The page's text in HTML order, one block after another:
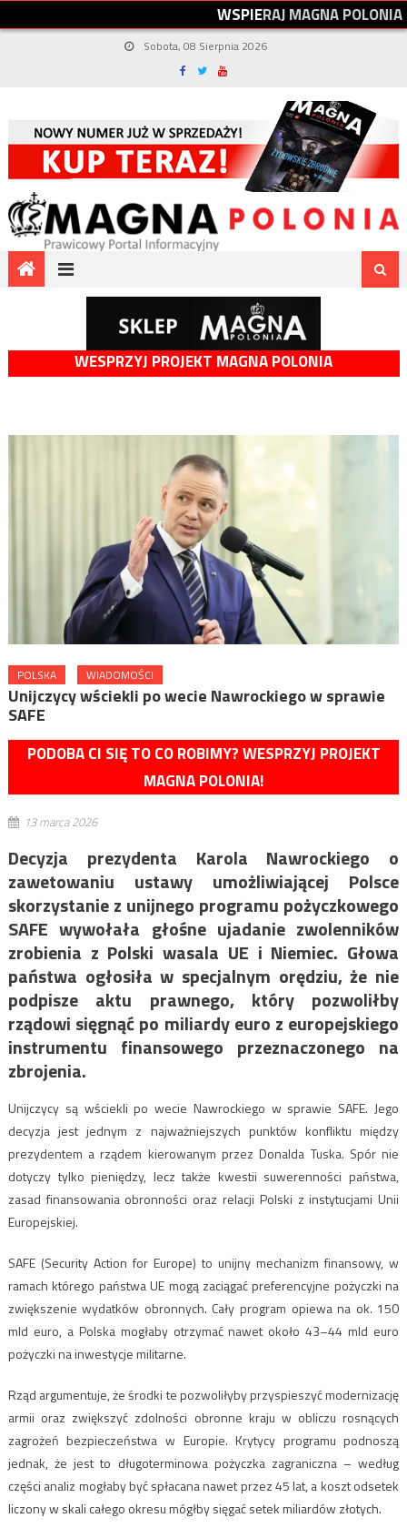
WSPIERAJMAGNAPOLONIA
Sobota, 08 Sierpnia 2026
WESPRZYJ PROJEKT MAGNA POLONIA
POLSKA WIADOMOŚCI
Unijczycy wściekli po wecie Nawrockiego w sprawie
SAFE
PODOBA CI SIĘ TO CO ROBIMY? WESPRZYJ PROJEKT
MAGNA POLONIA!
13 marca 2026
Decyzja prezydenta Karola Nawrockiego o
zawetowaniu ustawy umożliwiającej Polsce
skorzystanie z unijnego programu pożyczkowego
SAFE wywołała głośne ujadanie zwolenników
zrobienia z Polski wasala UE i Niemiec. Głowa
państwa ogłosiła w specjalnym orędziu, że nie
podpisze aktu prawnego, który pozwoliłby
rządowi sięgnąć po miliardy euro z europejskiego
instrumentu finansowego przeznaczonego na
zbrojenia.
Unijczycy są wściekli po wecie Nawrockiego w sprawie SAFE. Jego
decyzja jest jednym z najważniejszych punktów konfliktu między
prezydentem a rządem kierowanym przezDonalda Tuska. Spór nie
dotyczy tylko pieniędzy, lecz także kwestii suwerenności państwa,
zasad finansowania obronności oraz relacji Polski z instytucjami Unii
Europejskiej.
SAFE (Security Action for Europe) to unijny mechanizm finansowy, w
ramach którego państwa UE mogą zaciągać preferencyjne pożyczki na
zwiększenie wydatków obronnych. Cały program opiewa na ok. 150
mld euro, a Polska mogłaby otrzymać nawet około 43–44 mld euro
pożyczki na inwestycje militarne.
Rząd argumentuje, że środki te pozwoliłyby przyspieszyć modernizację
armii oraz zwiększyć zdolności obronne kraju w obliczu rosnących
zagrożeń bezpieczeństwa w Europie. Krytycy programu podnoszą
jednak, że jest to długoterminowa pożyczka zagraniczna – według
części analiz mogłaby być spłacana nawet przez 45 lat, a koszt odsetek
liczony w skali całego okresu mógłby sięgać setek miliardów złotych.